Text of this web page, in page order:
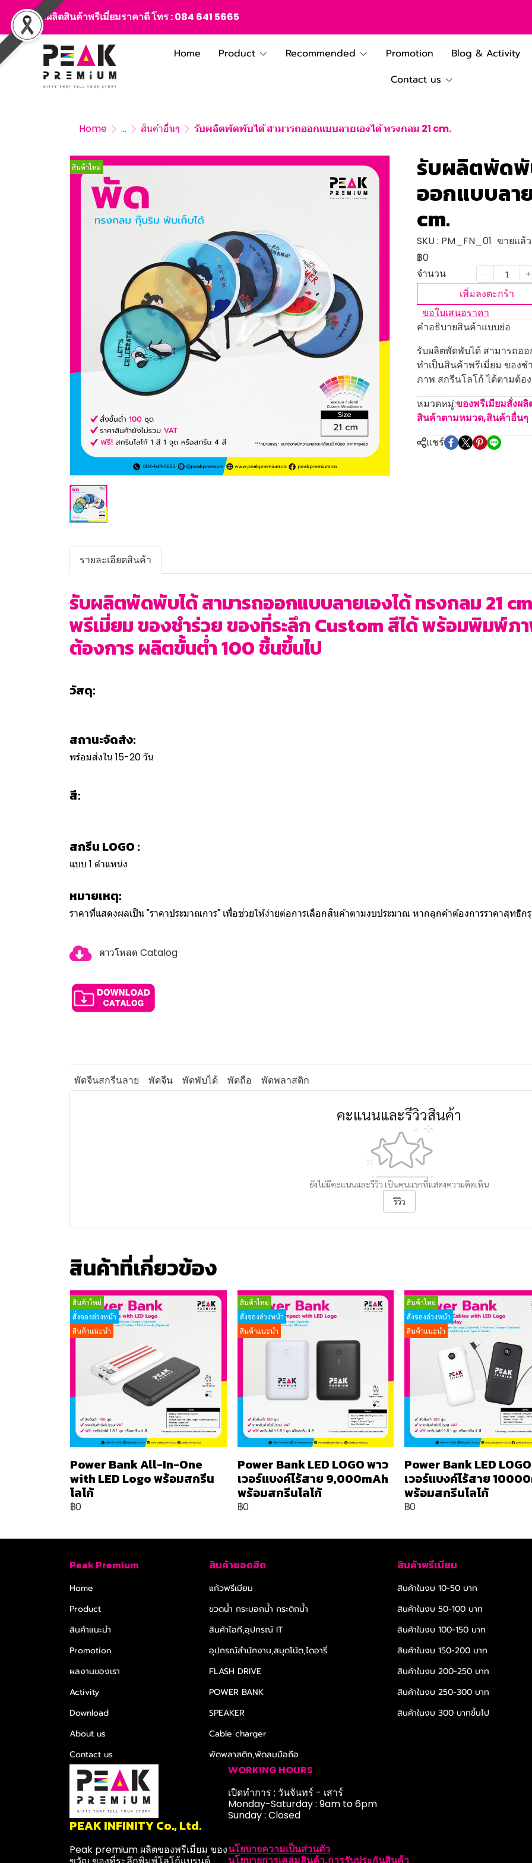
สั่งผลิตสินค้าพรีเมี่ยมราคาดี โทร :084 641 5665
Home Product Recommended Promotion Blog & Activity
Contact us
Home ... สินค้าอื่นๆ รับผลิตพัดพับได้ สามารถออกแบบลายเองได้ ทรงกลม 21 cm.
สินค้าใหม่ รับผลิตพัดพั
ออกแบบลา
cm.
SKU : PM_FN_01 ขายแล้
฿0
จำนวน
เพิ่มลงตะกร้า
ขอใบเสนอราคา
คำอธิบายสินค้าแบบย่อ
รับผลิตพัดพับได้ สามารถออ
ทำเป็นสินค้าพรีเมี่ยม ของ
ภาพ สกรีนโลโก้ ได้ตามต้อ
หมวดหมู่:ของพรีเมียมสั่งผ
สินค้าตามหมวด,สินค้าอื่นๆ
แชร์
รายละเอียดสินค้า
รับผลิตพัดพับได้ สามารถออกแบบลายเองได้ ทรงกลม 21
พรีเมี่ยม ของชำร่วย ของที่ระลึก Custom สีได้ พร้อมพิมพ์ภ
ต้องการ ผลิตขั้นต่ำ 100 ชิ้นขึ้นไป
วัสดุ:
สถานะจัดส่ง:
พร้อมส่งใน 15-20 วัน
สี:
สกรีน LOGO :
แบบ 1 ตำแหน่ง
หมายเหตุ:
ราคาที่แสดงผลเป็น "ราคาประมาณการ" เพื่อช่วยให้ง่ายต่อการเลือกสินค้าตามงบประมาณ หากลูกค้าต้องการราคาสุทธิ
ดาวโหลด Catalog
พัดจีนสกรีนลาย พัดจีน พัดพับได้ พัดถือ พัดพลาสติก
คะแนนและรีวิวสินค้า
ยังไม่มีคะแนนและรีวิว เป็นคนแรกที่แสดงความคิดเห็น
รีวิว
สินค้าที่เกี่ยวข้อง
สินค้าใหม่
สั่งจองล่วงหน้า
สินค้าแนะนำ
Power Bank All-In-One
with LED Logo พร้อมสกรีน
โลโก้
฿0
สินค้าใหม่
สั่งจองล่วงหน้า
สินค้าแนะนำ
Power Bank LED LOGO พาว
เวอร์แบงค์ไร้สาย 9,000mAh
พร้อมสกรีนโลโก้
฿0
สินค้าใหม่
สั่งจองล่วงหน้า
สินค้าแนะนำ
Power Bank LED
เวอร์แบงค์ไร้สาย
พร้อมสกรีนโลโก้
฿0
Peak Premium
Home
Product
สินค้าแนะนำ
Promotion
ผลงานของเรา
Activity
Download
About us
Contact us
สินค้ายอดฮิต
แก้วพรีเมียม
ขวดน้ำ กระบอกน้ำ กระติกน้ำ
สินค้าไอที,อุปกรณ์ IT
อุปกรณ์สำนักงาน,สมุดโน้ต,ไดอารี่
FLASH DRIVE
POWER BANK
SPEAKER
Cable charger
พัดพลาสติก,พัดลมมือถือ
สินค้าพรีเมียม
สินค้าในงบ 10-50 บาท
สินค้าในงบ 50-100 บาท
สินค้าในงบ 100-150 บาท
สินค้าในงบ 150-200 บาท
สินค้าในงบ 200-250 บาท
สินค้าในงบ 250-300 บาท
สินค้าในงบ 300 บาทขึ้นไป
PEAK INFINITY Co., Ltd.
Peak premium ผลิตของพรีเมี่ยม ของ
WORKING HOURS
เปิดทำการ : วันจันทร์ - เสาร์
Monday-Saturday : 9am to 6pm
Sunday : Closed
นโยบายความเป็นส่วนตัว
นโยบายการเคลมสินค้า,การรับประกันสินค้า